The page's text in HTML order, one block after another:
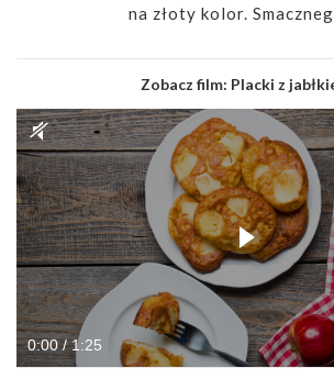
na złoty kolor.
Zobacz film: Placki z
0:00 / 1:25